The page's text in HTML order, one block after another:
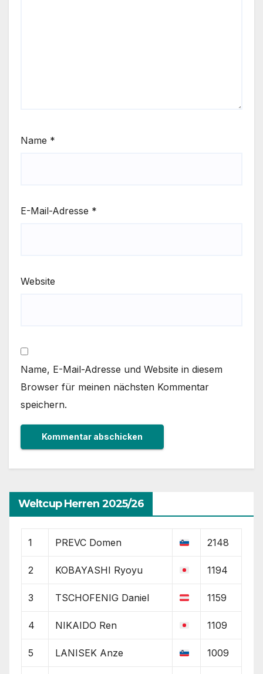
Name *
E-Mail-Adresse *
Website
Name, E-Mail-Adresse und Website in diesem
Browser für meinen nächsten Kommentar
speichern.
Weltcup Herren 2025/26
1 PREVC Domen 2148
2 KOBAYASHI Ryoyu 1194
3 TSCHOFENIG Daniel 1159
4 NIKAIDO Ren 1109
5 LANISEK Anze 1009